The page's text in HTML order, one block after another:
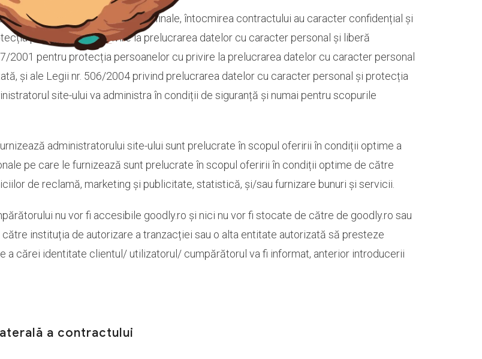
facturii proforme, facturii finale, întocmirea contractului au caracter confidențial și
persoanelor cu privire la prelucrarea datelor cu caracter personal și liberă
2001 pentru protecția persoanelor cu privire la prelucrarea datelor cu caracter personal
și ale Legii nr. 506/2004 privind prelucrarea datelor cu caracter personal și protecția
site-ului va administra în condiții de siguranță și numai pentru scopurile
administratorului site-ului sunt prelucrate în scopul oferirii în condiții optime a
pe care le furnizează sunt prelucrate în scopul oferirii în condiții optime de către
de reclamă, marketing și publicitate, statistică, și/sau furnizare bunuri și servicii.
nu vor fi accesibile goodly.ro și nici nu vor fi stocate de către de goodly.ro sau
instituția de autorizare a tranzacției sau o alta entitate autorizată să presteze
a cărei identitate clientul/ utilizatorul/ cumpărătorul va fi informat, anterior introducerii
a contractului